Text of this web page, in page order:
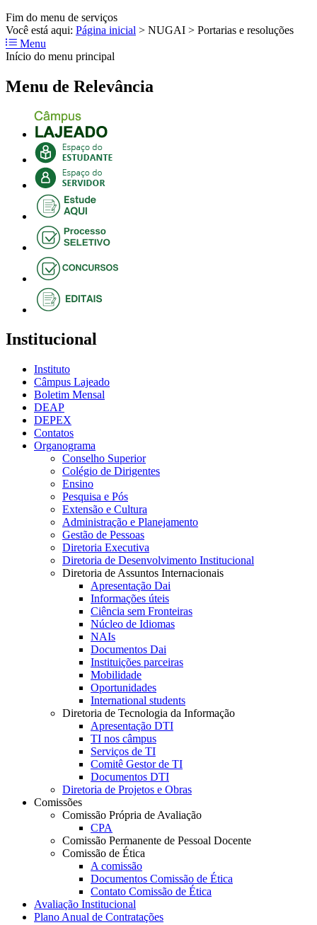
Fim do menu de serviços
Você está aqui: Página inicial > NUGAI > Portarias e resoluções
Menu
Início do menu principal
Menu de Relevância
Institucional
Instituto
Câmpus Lajeado
Boletim Mensal
DEAP
DEPEX
Contatos
Organograma
Conselho Superior
Colégio de Dirigentes
Ensino
Pesquisa e Pós
Extensão e Cultura
Administração e Planejamento
Gestão de Pessoas
Diretoria Executiva
Diretoria de Desenvolvimento Institucional
Diretoria de Assuntos Internacionais
Apresentação Dai
Informações úteis
Ciência sem Fronteiras
Núcleo de Idiomas
NAIs
Documentos Dai
Instituições parceiras
Mobilidade
Oportunidades
International students
Diretoria de Tecnologia da Informação
Apresentação DTI
TI nos câmpus
Serviços de TI
Comitê Gestor de TI
Documentos DTI
Diretoria de Projetos e Obras
Comissões
Comissão Própria de Avaliação
CPA
Comissão Permanente de Pessoal Docente
Comissão de Ética
A comissão
Documentos Comissão de Ética
Contato Comissão de Ética
Avaliação Institucional
Plano Anual de Contratações